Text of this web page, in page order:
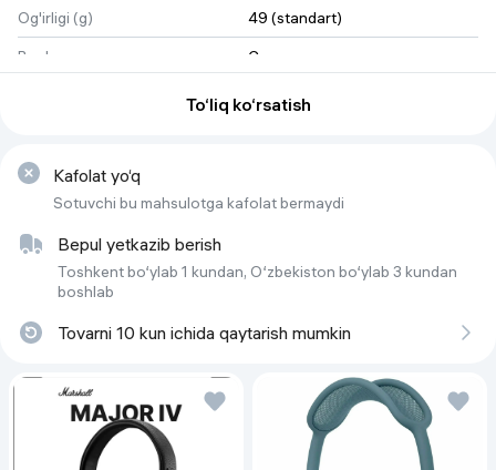
Og'irligi (g)
49 (standart)
Boshqaruv
Сенсорное, голосовое
управление
Bluetooth 5.2
Mat qora
Material
Dumaloq
Ob'ektiv rangi
Loopdan halqagacha bo'lgan
masofa (mm)
131 (standart)
To‘liq ko‘rsatish
Kafolat yo‘q
Sotuvchi bu mahsulotga kafolat bermaydi
Bepul yetkazib berish
Toshkent bo‘ylab 1 kundan, O‘zbekiston bo‘ylab 3 kundan
boshlab
Tovarni 10 kun ichida qaytarish mumkin